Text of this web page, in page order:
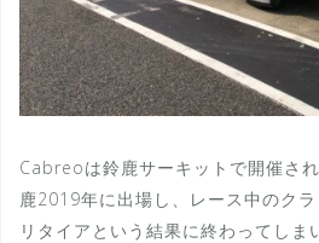
Cabreoは鈴鹿サーキットで開催さ
鹿2019年に出場し、レース中のク
リタイアという結果に終わってしま